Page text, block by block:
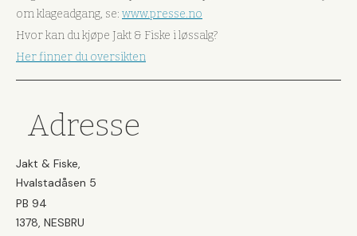
om klageadgang, se: www.presse.no
Hvor kan du kjøpe Jakt & Fiske i løssalg?
Her finner du oversikten
Adresse
Jakt & Fiske,
Hvalstadåsen 5
PB 94
1378, NESBRU